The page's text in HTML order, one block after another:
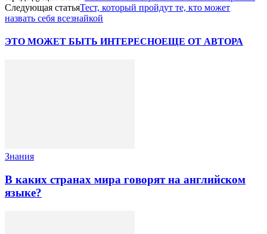
Следующая статьяТест, который пройдут те, кто может
назвать себя всезнайкой
ЭТО МОЖЕТ БЫТЬ ИНТЕРЕСНОЕЩЕ ОТ АВТОРА
Знания
В каких странах мира говорят на английском
языке?